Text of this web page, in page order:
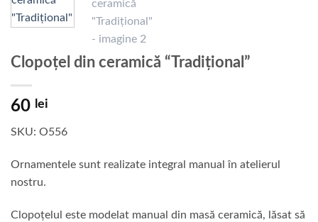
Clopoțel din ceramică “Tradițional”
60 lei
SKU: O556
Ornamentele sunt realizate integral manual în atelierul
nostru.
Clopoțelul este modelat manual din masă ceramică, lăsat să